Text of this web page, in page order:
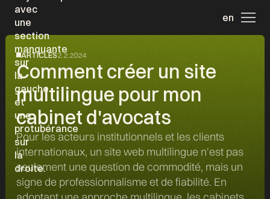
en
ARTICLES2.2.2024
Comment créer un site
multilingue pour mon
cabinet d'avocats
Pour les acteurs institutionnels et les clients
internationaux, un site web multilingue n'est pas
seulement une question de commodité, mais un
signe de professionnalisme et de fiabilité. En